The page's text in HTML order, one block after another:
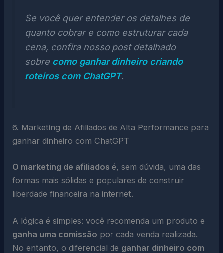
Se você quer entender os detalhes de
quanto cobrar e como estruturar cada
cena, confira nosso post detalhado
sobre como ganhar dinheiro criando
roteiros com ChatGPT.
6. Marketing de Afiliados de Alta Performance para
ganhar dinheiro com ChatGPT
O marketing de afiliados é, sem dúvida, uma das
formas mais sólidas e populares de construir
liberdade financeira na internet.
A lógica é simples: você recomenda um produto e
ganha uma comissão por cada venda realizada.
No entanto, o diferencial de ganhar dinheiro com